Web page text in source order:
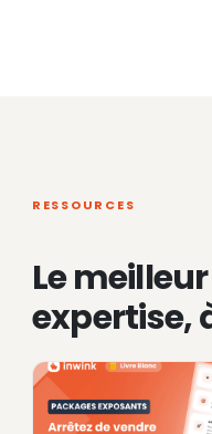
RESSOURCES
Le
expertise,